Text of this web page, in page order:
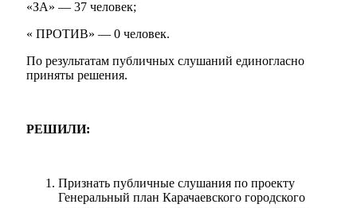
«ЗА» — 37 человек;
« ПРОТИВ» — 0 человек.
По результатам публичных слушаний единогласно
приняты решения.
РЕШИЛИ:
Признать публичные слушания по проекту
Генеральный план Карачаевского городского